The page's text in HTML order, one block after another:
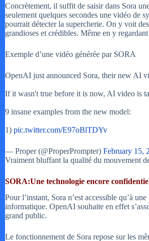
Concrètement, il suffit de saisir dans Sora
seulement quelques secondes une vidéo de
pourrait détecter la supercherie. On y voit
grandioses et crédibles. Même en y
Exemple d’une vidéo générée par SORA
OpenAI just announced Sora, their new AI
If it wasn't true before it is now, AI video is
9 insane examples from the new model:
1) pic.twitter.com/E97oBlTDYv
— Proper (@ProperPrompter) February 15,
Vraiment bluffant la qualité du mouvement
SORA:Une technologie encore
Pour l’instant, Sora n’est accessible qu’à
informatique. OpenAI souhaite en effet
grand public.
Le fonctionnement de Sora repose sur les